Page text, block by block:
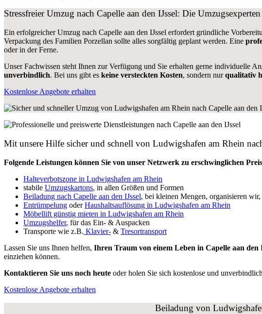
Stressfreier Umzug nach Capelle aan den IJssel: Die
Ein erfolgreicher Umzug nach Capelle aan den IJssel erfordert gründliche
Verpackung des Familien Porzellan sollte alles sorgfältig geplant werden. Eine
oder in der Ferne.
Unser Fachwissen steht Ihnen zur Verfügung und Sie erhalten gerne individuelle
unverbindlich. Bei uns gibt es keine versteckten Kosten, sondern nurqualitativ
Kostenlose Angebote erhalten
Mit unsere Hilfe sicher und schnell von Ludwigshafen am Rhein
Folgende Leistungen können Sie von unser Netzwerk zu erschwinglichen
Halteverbotszone in Ludwigshafen am Rhein
stabile Umzugskartons, in allen Größen und Formen
Beiladung nach Capelle aan den IJssel, bei kleinen Mengen, organisieren
Entrümpelung oderHaushaltsauflösung in Ludwigshafen am Rhein
Möbellift günstig mieten in Ludwigshafen am Rhein
Umzugshelfer, für das Ein- & Auspacken
Transporte wie z.B. Klavier- & Tresortransport
Lassen Sie uns Ihnen helfen, Ihren Traum von einem Leben in Capelle aan den
einziehen können.
Kontaktieren Sie uns noch heute oder holen Sie sich kostenlose und
Kostenlose Angebote erhalten
Beiladung von